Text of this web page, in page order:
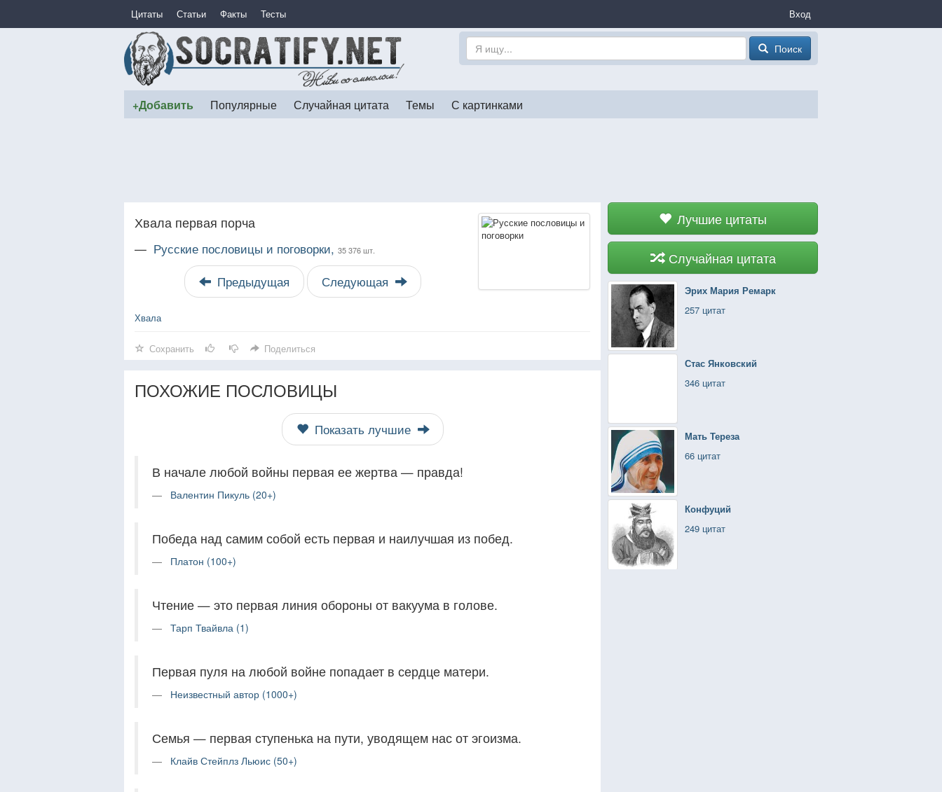
Цитаты Статьи Факты Тесты Вход
Поиск
+Добавить Популярные Случайная цитата Темы С картинками
Лучшие цитаты
Случайная цитата
Эрих Мария Ремарк
257 цитат
Стас Янковский
346 цитат
Мать Тереза
66 цитат
Конфуций
249 цитат
Хвала первая порча
— Русские пословицы и поговорки, 35 376 шт.
Предыдущая Следующая
Хвала
Сохранить Поделиться
ПОХОЖИЕ ПОСЛОВИЦЫ
Показать лучшие
В начале любой войны первая ее жертва — правда!
Валентин Пикуль (20+)
Победа над самим собой есть первая и наилучшая из побед.
Платон (100+)
Чтение — это первая линия обороны от вакуума в голове.
Тарп Твайвла (1)
Первая пуля на любой войне попадает в сердце матери.
Неизвестный автор (1000+)
Семья — первая ступенька на пути, уводящем нас от эгоизма.
Клайв Стейплз Льюис (50+)